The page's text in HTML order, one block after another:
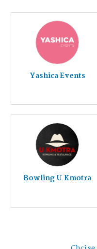
Yashica Events
Bowling U Kmotra